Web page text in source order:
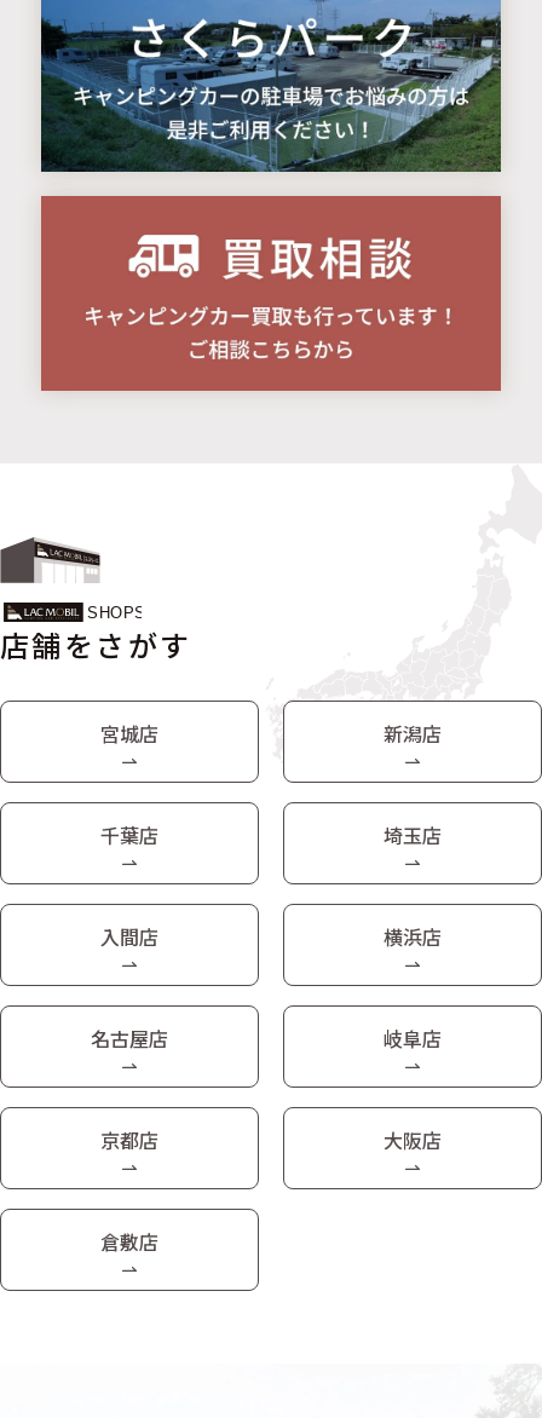
店舗をさがす
宮城店 新潟店
千葉店 埼玉店
入間店 横浜店
名古屋店 岐阜店
京都店 大阪店
倉敷店